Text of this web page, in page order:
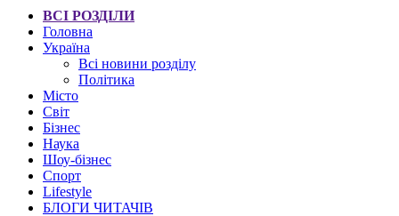
ВСІ РОЗДІЛИ
Головна
Україна
Всі новини розділу
Політика
Місто
Світ
Бізнес
Наука
Шоу-бізнес
Спорт
Lifestyle
БЛОГИ ЧИТАЧІВ